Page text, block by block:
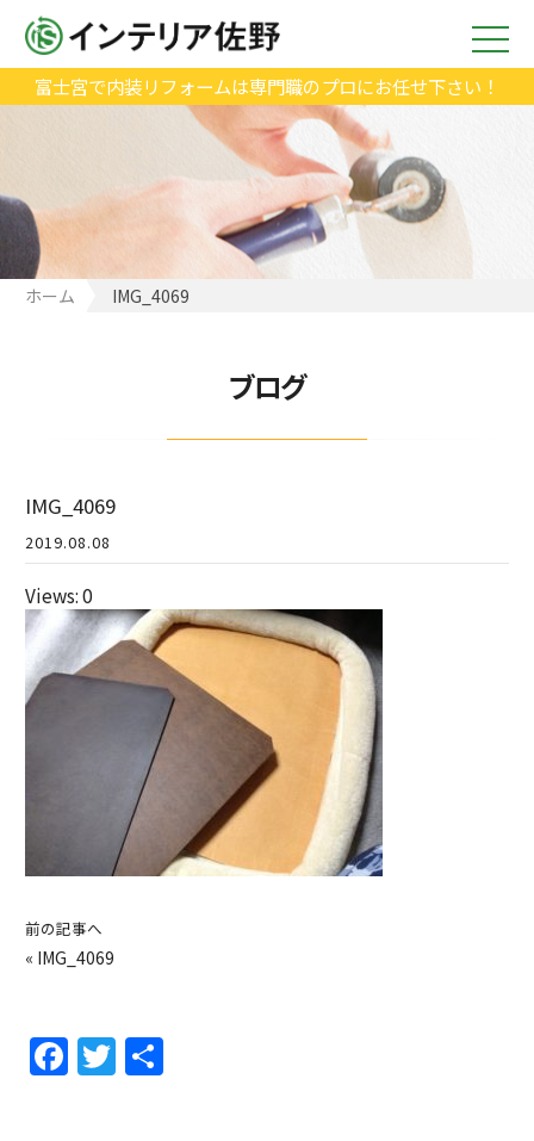
富士宮で内装リフォームは専門職のプロにお任せ下さい！
ホーム IMG_4069
ブログ
IMG_4069
2019.08.08
Views: 0
前の記事へ
« IMG_4069
F
a
T
w